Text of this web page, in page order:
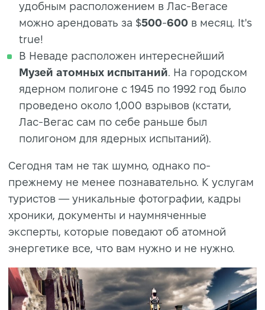
удобным расположением в Лас-Вегасе
можно арендовать за $500-600 в месяц. It's
true!
В Неваде расположен интереснейший
Музей атомных испытаний. На городском
ядерном полигоне с 1945 по 1992 год было
проведено около 1,000 взрывов (кстати,
Лас-Вегас сам по себе раньше был
полигоном для ядерных испытаний).
Сегодня там не так шумно, однако по-
прежнему не менее познавательно. К услугам
туристов — уникальные фотографии, кадры
хроники, документы и наумняченные
эксперты, которые поведают об атомной
энергетике все, что вам нужно и не нужно.